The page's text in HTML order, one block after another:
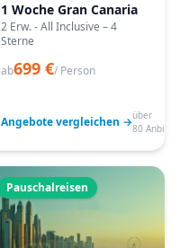
1 Woche Gran Canaria
2 Erw. - All Inclusive – 4
Sterne
ab699 €/ Person
Angebote vergleichen →über
80
Pauschalreisen